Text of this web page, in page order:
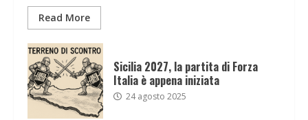
Read More
Sicilia 2027, la partita di Forza
Italia è appena iniziata
24 agosto 2025